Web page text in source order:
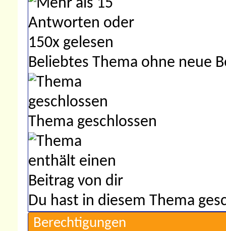
Beliebtes Thema ohne neue
Thema geschlossen
Du hast in diesem Thema
Berechtigungen